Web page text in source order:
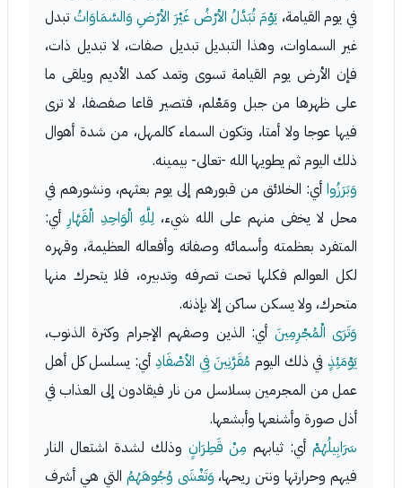
في يوم القيامة، يَوْمَ تُبَدَّلُ الأرْضُ غَيْرَ الأرْضِ وَالسَّمَاوَاتُ تبدل
غير السماوات، وهذا التبديل تبديل صفات، لا تبديل ذات،
فإن الأرض يوم القيامة تسوى وتمد كمد الأديم ويلقى ما
على ظهرها من جبل ومَعْلم، فتصير قاعا صفصفا، لا ترى
فيها عوجا ولا أمتا، وتكون السماء كالمهل، من شدة أهوال
ذلك اليوم ثم يطويها الله -تعالى- بيمينه.
وَبَرَزُوا أي: الخلائق من قبورهم إلى يوم بعثهم، ونشورهم في
محل لا يخفى منهم على الله شيء، لِلَّهِ الْوَاحِدِ الْقَهَّارِ أي:
المتفرد بعظمته وأسمائه وصفاته وأفعاله العظيمة، وقهره
لكل العوالم فكلها تحت تصرفه وتدبيره، فلا يتحرك منها
متحرك، ولا يسكن ساكن إلا بإذنه.
وَتَرَى الْمُجْرِمِينَ أي: الذين وصفهم الإجرام وكثرة الذنوب،
يَوْمَئِذٍفي ذلك اليوم مُقَرَّنِينَ فِي الأصْفَادِ أي: يسلسل كل أهل
عمل من المجرمين بسلاسل من نار فيقادون إلى العذاب في
أذل صورة وأشنعها وأبشعها.
سَرَابِيلُهُمْ أي: ثيابهم مِنْ قَطِرَانٍ وذلك لشدة اشتعال النار
فيهم وحرارتها ونتن ريحها، وَتَغْشَى وُجُوهَهُمُ التي هي أشرف